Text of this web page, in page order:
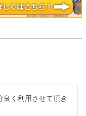
く利用させて頂き